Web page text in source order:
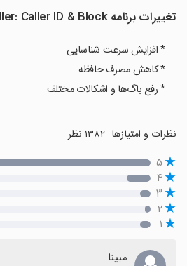
تغییرات برنامه Showcaller: Caller ID & Block در نسخه جدید
* افزایش سرعت شناسایی
* کاهش مصرف حافظه
* رفع باگ‌ها و اشکالات مختلف
نظرات و امتیازها
۵
۴
۳
۲
۱
مبینا